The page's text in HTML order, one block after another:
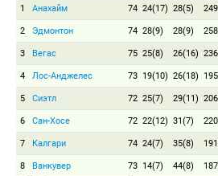
1 Анахайм 74 24(17) 28(5)
2 Эдмонтон 74 28(9) 28(9)
3 Вегас 75 25(8) 26(16)
4 Лос-Анджелес 73 19(10) 26(18)
5 Сиэтл 72 25(7) 29(11)
6 Сан-Хосе 72 22(12) 31(7)
7 Калгари 74 24(7) 35(8)
8 Ванкувер 73 14(7) 44(8)